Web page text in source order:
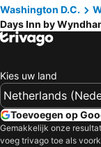
Washington D.C.
Days Inn by
Kies uw land
Toevoegen op
Gemakkelijk onze
voeg trivago toe als